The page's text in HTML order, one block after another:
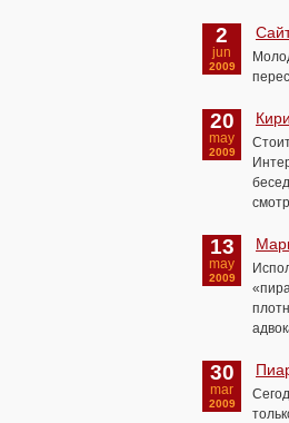
2
jun
2009
20
may
2009
13
may
2009
30
mar
2009